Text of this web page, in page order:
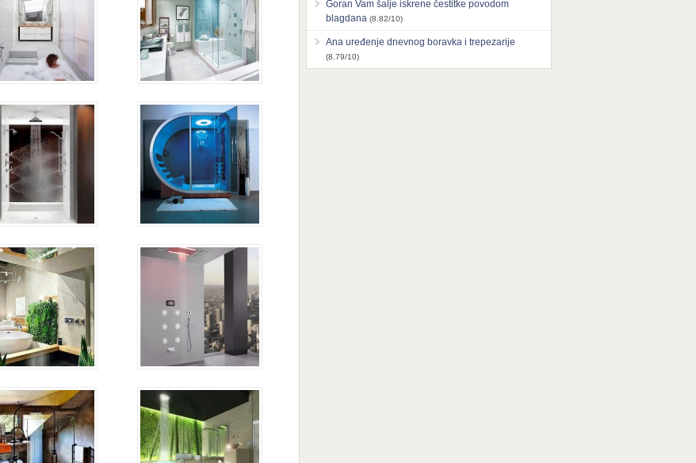
Goran Vam šalje iskrene čestitke povodom
blagdana (8.82/10)
Ana uređenje dnevnog boravka i trepezarije
(8.79/10)